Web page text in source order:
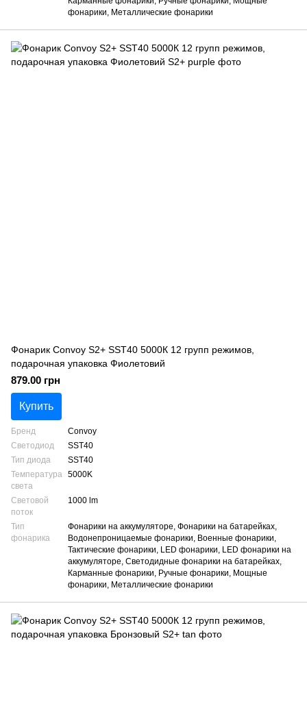
фонарики, Металлические фонарики
Фонарик Convoy S2+ SST40 5000К 12 групп режимов,
подарочная упаковка Фиолетовий
879.00 грн
Купить
Бренд
Convoy
Светодиод
SST40
Тип диода
SST40
Температура
света
5000K
Световой
поток
1000 lm
Тип
фонарика
Фонарики на аккумуляторе, Фонарики на батарейках,
Водонепроницаемые фонарики, Военные фонарики,
Тактические фонарики, LED фонарики, LED фонарики на
аккумуляторе, Светодидные фонарики на батарейках,
Карманные фонарики, Ручные фонарики, Мощные
фонарики, Металлические фонарики